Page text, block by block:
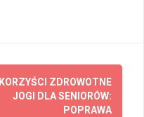
KORZYŚCI ZDROWOTNE
JOGI DLA SENIORÓW:
POPRAWA